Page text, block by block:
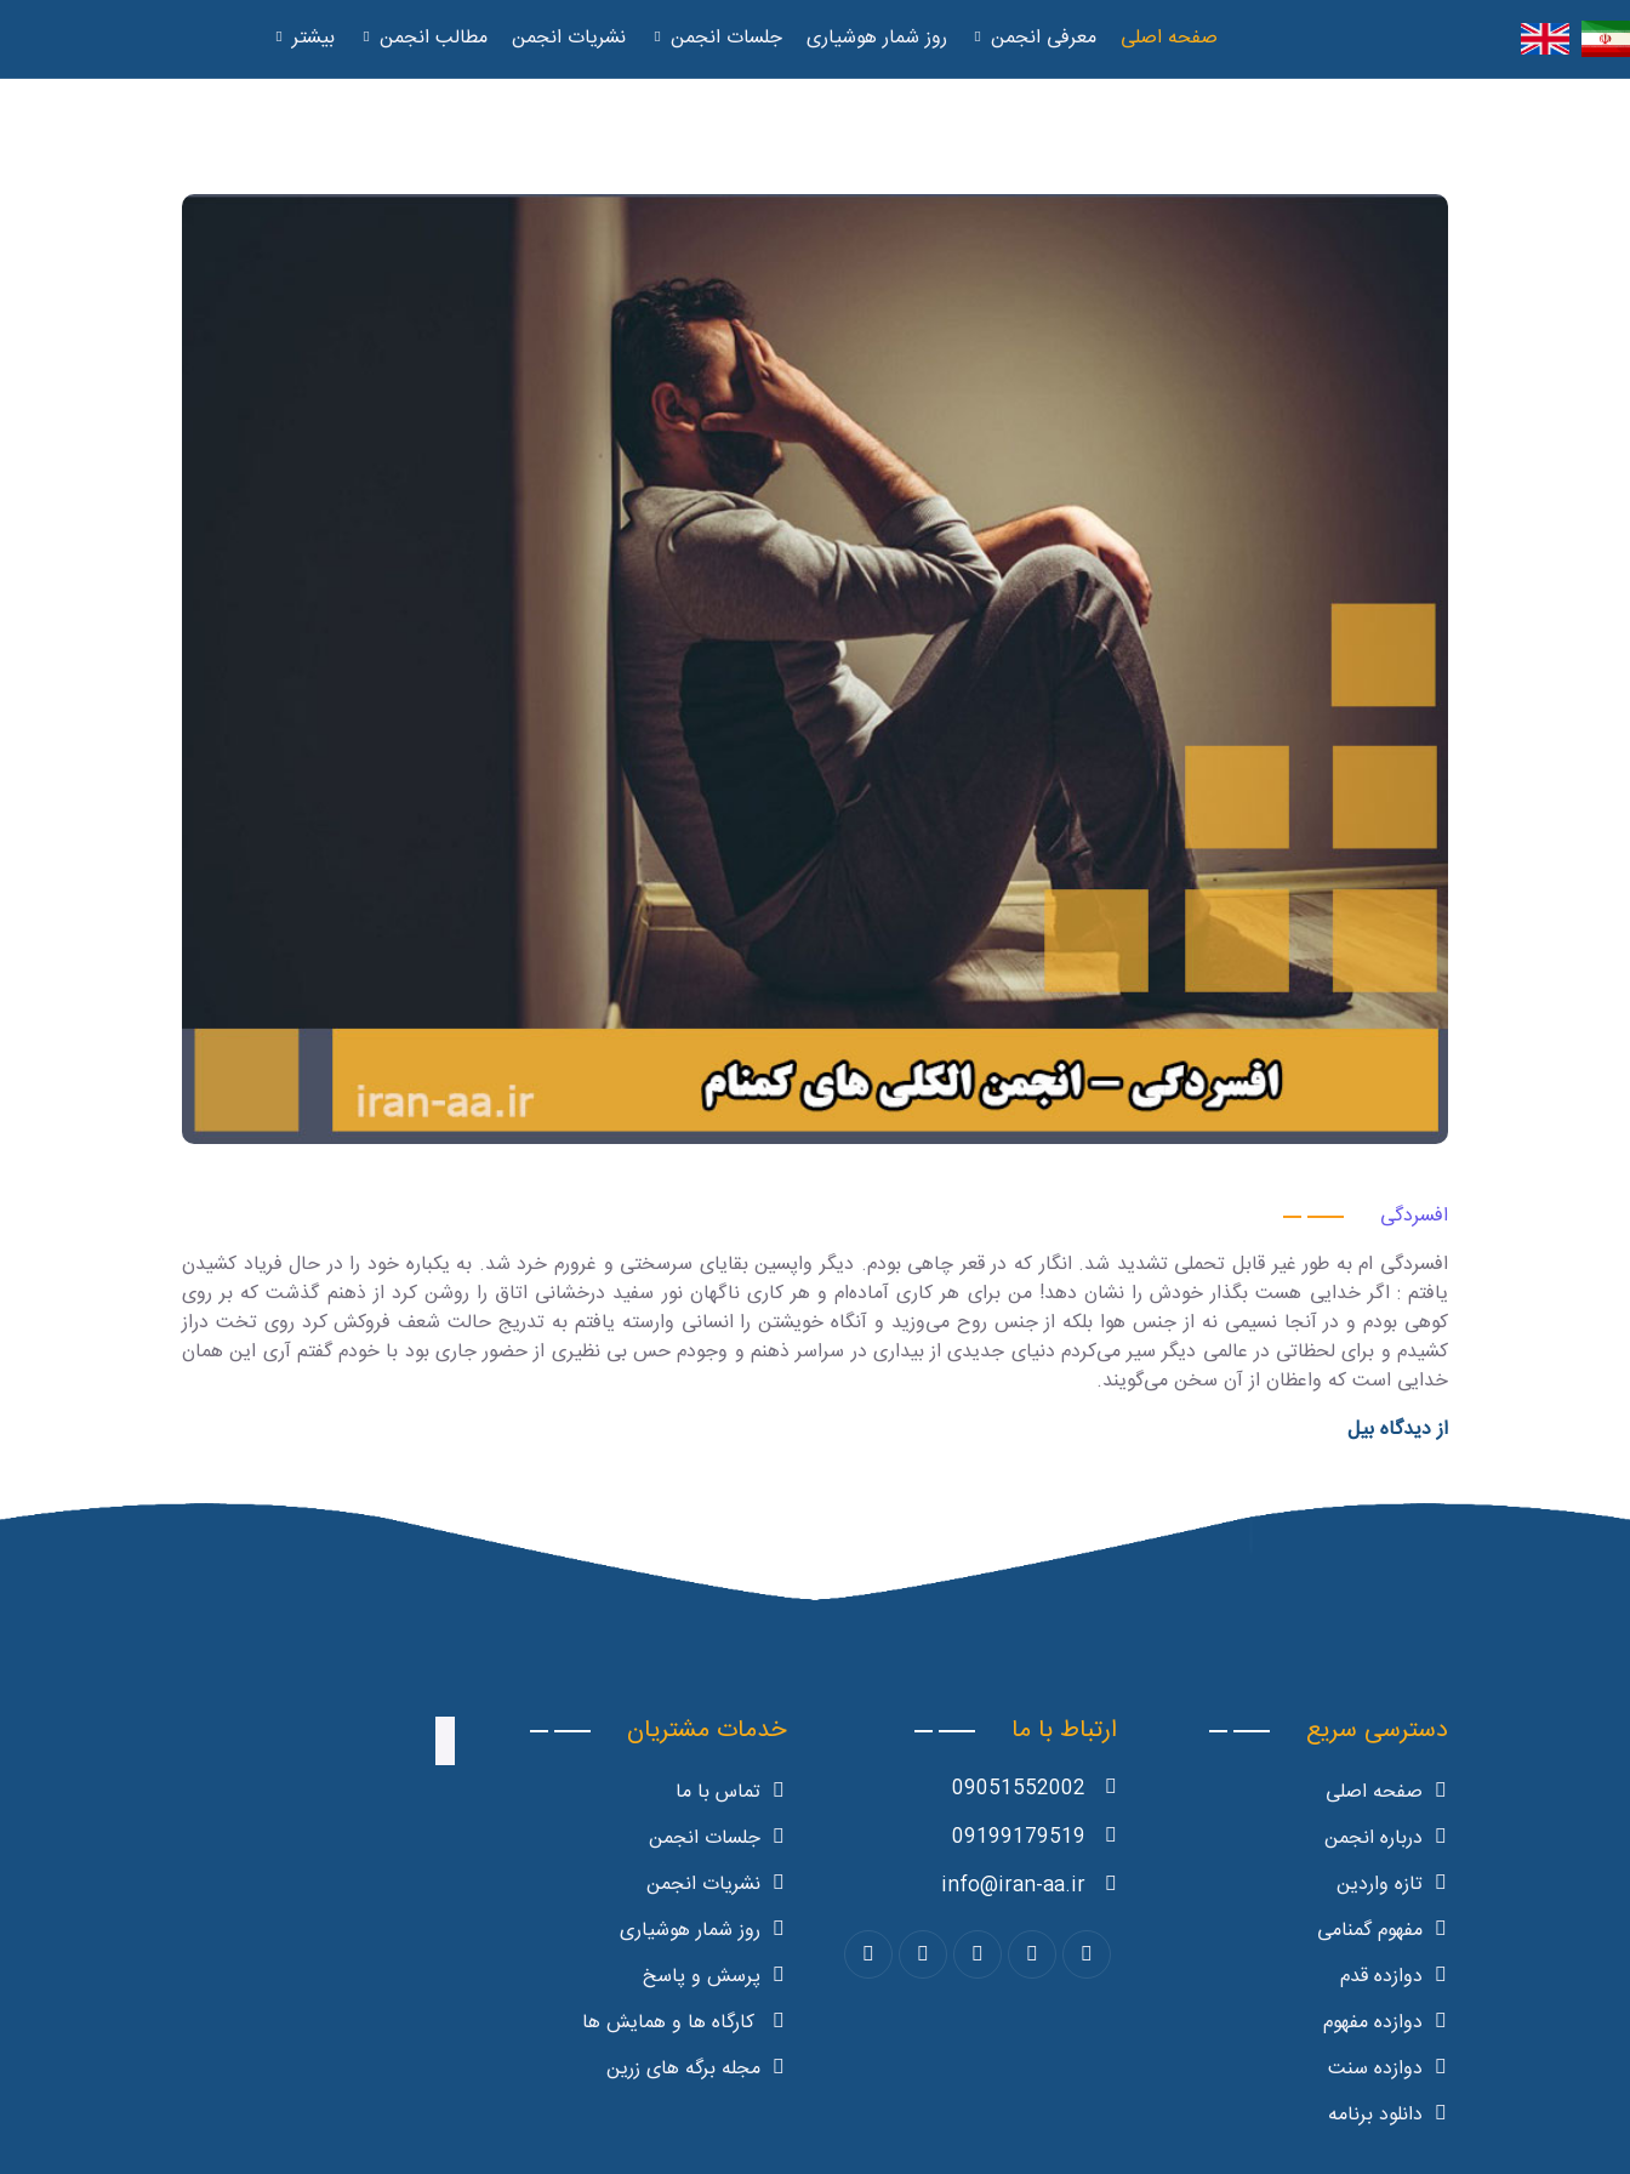
صفحه اصلی معرفی انجمن روز شمار هوشیاری جلسات انجمن نشریات انجمن مطالب انجمن بیشتر
افسردگی
افسردگی ام به طور غیر قابل تحملی تشدید شد. انگار که در قعر چاهی بودم. دیگر واپسین بقایای سرسختی و غرورم خرد شد. به یکباره خود را در حال فریاد کشیدن
یافتم : اگر خدایی هست بگذار خودش را نشان دهد! من برای هر کاری آماده‌ام و هر کاری ناگهان نور سفید درخشانی اتاق را روشن کرد از ذهنم گذشت که بر روی
کوهی بودم و در آنجا نسیمی نه از جنس هوا بلکه از جنس روح می‌وزید و آنگاه خویشتن را انسانی وارسته یافتم به تدریج حالت شعف فروکش کرد روی تخت دراز
کشیدم و برای لحظاتی در عالمی دیگر سیر می‌کردم دنیای جدیدی از بیداری در سراسر ذهنم و وجودم حس بی نظیری از حضور جاری بود با خودم گفتم آری این همان
خدایی است که واعظان از آن سخن می‌گویند.
از دیدگاه بیل
دسترسی سریع
صفحه اصلی
درباره انجمن
تازه واردین
مفهوم گمنامی
دوازده قدم
دوازده مفهوم
دوازده سنت
دانلود برنامه
ارتباط با ما
09051552002
09199179519
info@iran-aa.ir
خدمات مشتریان
تماس با ما
جلسات انجمن
نشریات انجمن
روز شمار هوشیاری
پرسش و پاسخ
کارگاه ها و همایش ها
مجله برگه های زرین